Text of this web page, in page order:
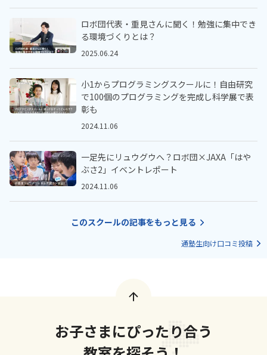
ロボ団代表・重見さんに聞く！勉強に集中でき
る環境づくりとは？
2025.06.24
小1からプログラミングスクールに！自由研究
で100個のプログラミングを完成し科学展で表
彰も
2024.11.06
一足先にリュウグウへ？ロボ団×JAXA「はや
ぶさ2」イベントレポート
2024.11.06
このスクールの記事をもっと見る
通塾生向け口コミ投稿
お子さまにぴったり合う